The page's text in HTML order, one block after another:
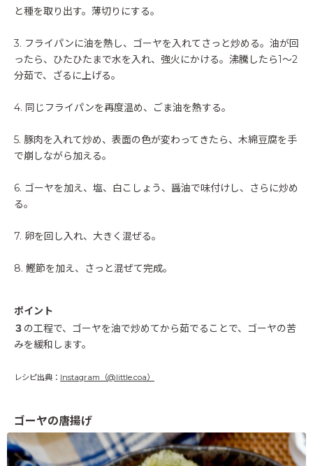
と種を取り出す。薄切りにする。
3. フライパンに油を熱し、ゴーヤを入れてさっと炒める。油が回
ったら、ひたひたまで水を入れ、強火にかける。沸騰したら1～2
分茹で、ざるに上げる。
4. 同じフライパンを再度温め、ごま油を熱する。
5. 豚肉を入れて炒め、表面の色が変わってきたら、木綿豆腐を手
で崩しながら加える。
6. ゴーヤを加え、塩、白こしょう、醤油で味付けし、さらに炒め
る。
7. 卵を回し入れ、大きく混ぜる。
8. 鰹節を加え、さっと混ぜて完成。
ポイント
３ の工程で、ゴーヤを油で炒めてから茹でることで、ゴーヤの苦
みを緩和します。
レシピ出典： Instagram（@little.coa）
ゴーヤの唐揚げ